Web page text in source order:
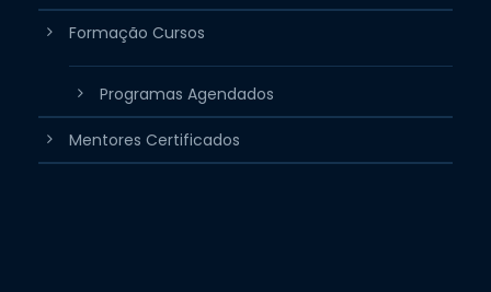
Formação Cursos
Programas Agendados
Mentores Certificados